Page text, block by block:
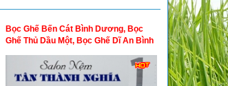
Bọc Ghế Bến Cát Bình Dương, Bọc
Ghế Thủ Dầu Một, Bọc Ghế Dĩ An Bình